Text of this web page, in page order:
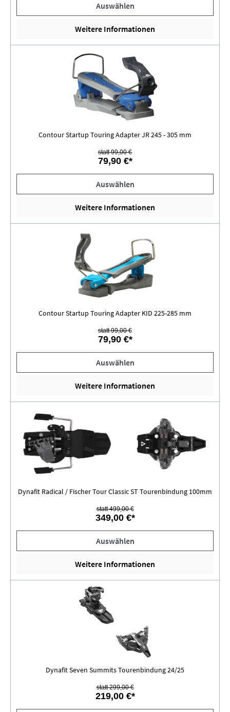
Auswählen
Weitere Informationen
Contour Startup Touring Adapter JR 245 - 305 mm
statt 99,00 €
79,90 €*
Auswählen
Weitere Informationen
Contour Startup Touring Adapter KID 225-285 mm
statt 99,00 €
79,90 €*
Auswählen
Weitere Informationen
Dynafit Radical / Fischer Tour Classic ST Tourenbindung 100mm
statt 499,00 €
349,00 €*
Auswählen
Weitere Informationen
Dynafit Seven Summits Tourenbindung 24/25
statt 299,00 €
219,00 €*